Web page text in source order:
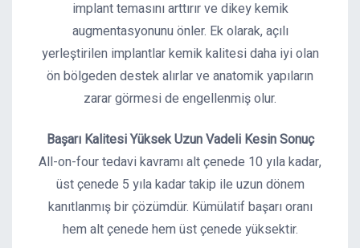
implant temasını arttırır ve dikey kemik
augmentasyonunu önler. Ek olarak, açılı
yerleştirilen implantlar kemik kalitesi daha iyi olan
ön bölgeden destek alırlar ve anatomik yapıların
zarar görmesi de engellenmiş olur.
Başarı Kalitesi Yüksek Uzun Vadeli Kesin Sonuç
All-on-four tedavi kavramı alt çenede 10 yıla kadar,
üst çenede 5 yıla kadar takip ile uzun dönem
kanıtlanmış bir çözümdür. Kümülatif başarı oranı
hem alt çenede hem üst çenede yüksektir.